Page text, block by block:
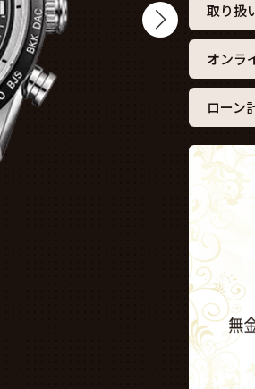
取り扱
オンラ
ローン